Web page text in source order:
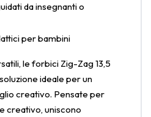
da insegnanti o
per bambini
le forbici Zig-Zag 13,5
ideale per un
creativo. Pensate per
creativo, uniscono